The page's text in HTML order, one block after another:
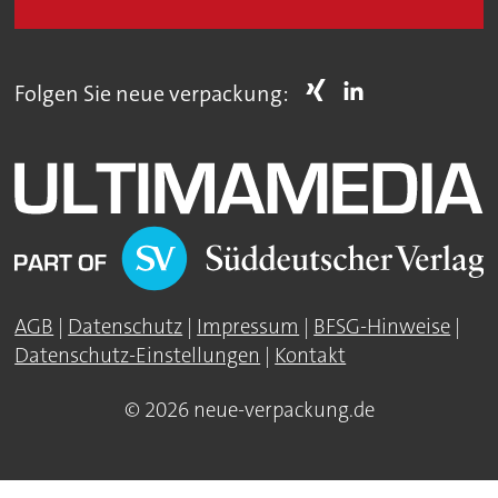
Folgen Sie neue verpackung:
AGB | Datenschutz | Impressum | BFSG-Hinweise |
Datenschutz-Einstellungen | Kontakt
© 2026 neue-verpackung.de